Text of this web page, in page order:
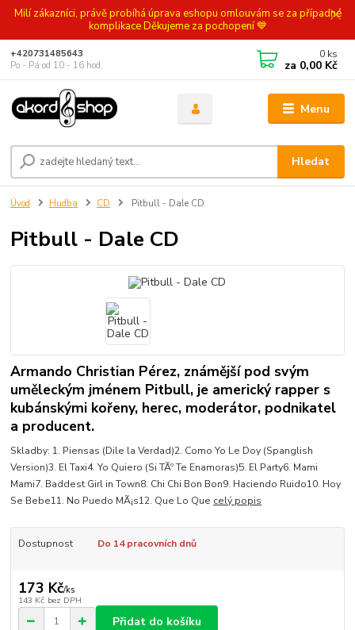
Milí zákazníci, právě probíhá úprava eshopu omlouvám se za případné
komplikace Děkujeme za pochopení 💙
Menu
Hledat
+420731485643
Po - Pá od 10 - 16 hod.
0 ks
za 0,00 Kč
Úvod Hudba CD Pitbull - Dale CD
Pitbull - Dale CD
Armando Christian Pérez, známější pod svým
uměleckým jménem Pitbull, je americký rapper s
kubánskými kořeny, herec, moderátor, podnikatel
a producent.
Skladby: 1. Piensas (Dile la Verdad)2. Como Yo Le Doy (Spanglish
Version)3. El Taxi4. Yo Quiero (Si TÃº Te Enamoras)5. El Party6. Mami
Mami7. Baddest Girl in Town8. Chi Chi Bon Bon9. Haciendo Ruido10. Hoy
Se Bebe11. No Puedo MÃ¡s12. Que Lo Que celý popis
Dostupnost Do 14 pracovních dnů
173 Kč/ks
143 Kč bez DPH
Přidat do košíku